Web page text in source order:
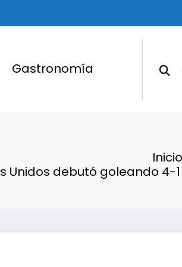
Gastronomía
Inicio
Unidos debutó goleando 4-